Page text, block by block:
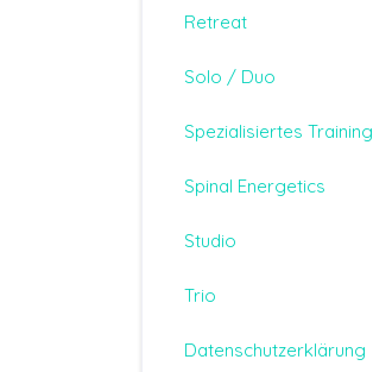
Retreat
Solo / Duo
Spezialisiertes Training
Spinal Energetics
Studio
Trio
Datenschutzerklärung